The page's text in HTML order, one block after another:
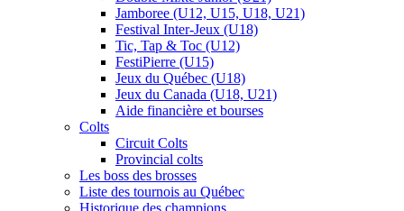
Jamboree (U12, U15, U18, U21)
Festival Inter-Jeux (U18)
Tic, Tap & Toc (U12)
FestiPierre (U15)
Jeux du Québec (U18)
Jeux du Canada (U18, U21)
Aide financière et bourses
Colts
Circuit Colts
Provincial colts
Les boss des brosses
Liste des tournois au Québec
Historique des champions